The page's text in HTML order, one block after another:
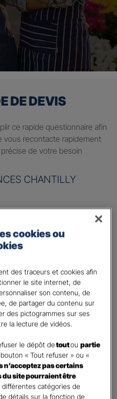
DE DEVIS
ce rapide questionnaire afin
vous recontacte rapidement
de votre besoin
CHANTILLY
entreprise
:9 caractères restants
approximatif.
restants : 9.
cookies ou
des traceurs et cookies afin
le site internet, de
son contenu, de
de partager du contenu sur
des pictogrammes sur ses
la lecture de vidéos.
le dépôt detoutoupartie
« Tout refuser » ou «
n’acceptez pas certains
site pourraient être
différentes catégories de
détails sur la fonction de